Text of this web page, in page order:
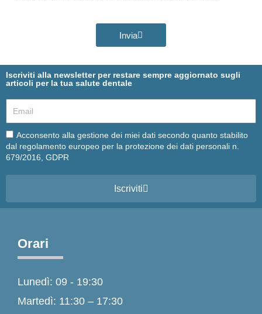
Invia
Iscriviti alla newsletter per restare sempre aggiornato sugli
articoli per la tua salute dentale
Email
Email
Acconsento alla gestione dei miei dati secondo quanto stabilito
dal regolamento europeo per la protezione dei dati personali n.
679/2016, GDPR
Iscriviti
Orari
Lunedì: 09 - 19:30
Martedì: 11:30 – 17:30